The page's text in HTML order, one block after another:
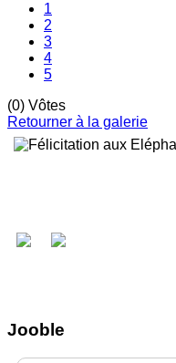
1
2
3
4
5
(0) Vôtes
Retourner à la galerie
Jooble